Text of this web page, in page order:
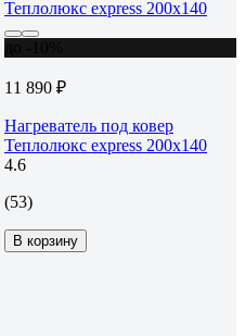
11 890 ₽
Нагреватель под ковер
Теплолюкс express 200х140
4.6
(53)
В корзину